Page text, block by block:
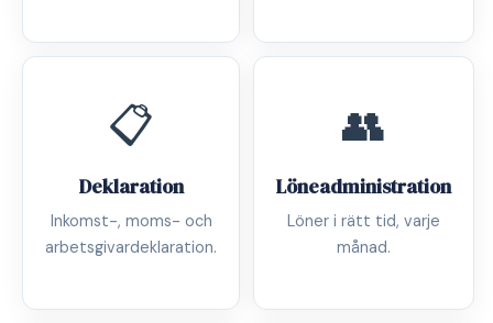
📋
Deklaration
Inkomst-, moms- och
arbetsgivardeklaration.
👥
Löneadministration
Löner i rätt tid, varje
månad.